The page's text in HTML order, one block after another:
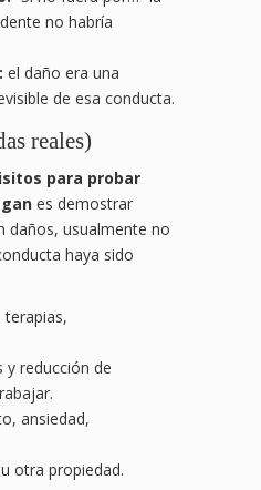
no habría
el daño era una
de esa conducta.
reales)
para probar
es demostrar
daños, usualmente no
haya sido
terapias,
y reducción de
ansiedad,
otra propiedad.